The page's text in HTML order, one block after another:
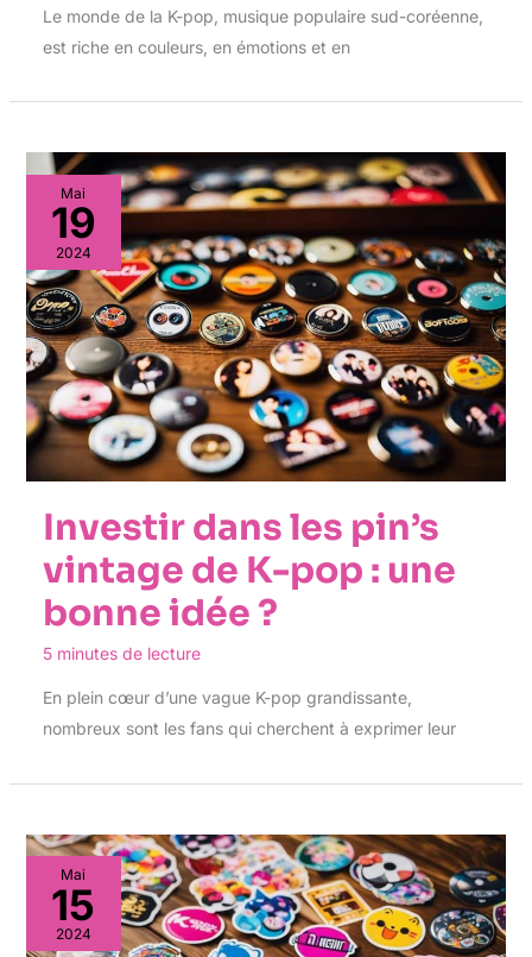
Le monde de la K-pop, musique populaire sud-coréenne,
est riche en couleurs, en émotions et en
Mai
19
2024
Investir dans les pin’s
vintage de K-pop : une
bonne idée ?
5 minutes de lecture
En plein cœur d’une vague K-pop grandissante,
nombreux sont les fans qui cherchent à exprimer leur
Mai
15
2024